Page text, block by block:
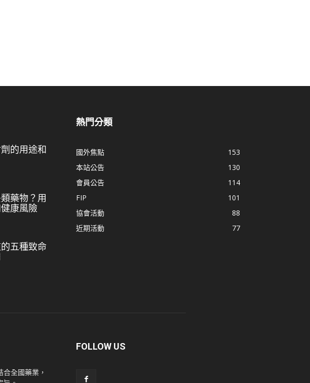
的用途和
藥物？用
康風險
五種致命
熱門分類
國外焦點
153
本站公告
130
會員公告
114
FIP
101
協會活動
88
近期活動
77
全國藥業，
FOLLOW US